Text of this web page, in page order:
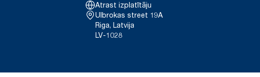
Atrast izplatītāju
Ulbrokas street 19A
Riga, Latvija
LV-1028